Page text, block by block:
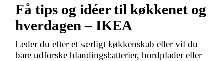
Få tips og idéer til køkkenet og
hverdagen – IKEA
Leder du efter et særligt køkkenskab eller vil du
bare udforske blandingsbatterier, bordplader eller